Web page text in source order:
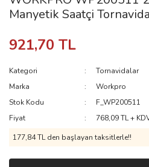
Manyetik Saatçi
921,70 TL
Kategori
Tornavidalar
Marka
Workpro
Stok Kodu
F_WP200511
Fiyat
768,09 TL +
177,84 TL den başlayan taksitlerle!!